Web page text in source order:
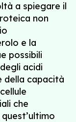
a spiegare il
non
e la
possibili
acidi
della capacità
che